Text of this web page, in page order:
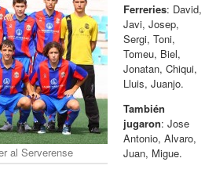
al Serverense
Ferreries: David,
Javi, Josep,
Sergi, Toni,
Tomeu, Biel,
Jonatan, Chiqui,
Lluis, Juanjo.
También
jugaron: Jose
Antonio, Alvaro,
Juan, Migue.